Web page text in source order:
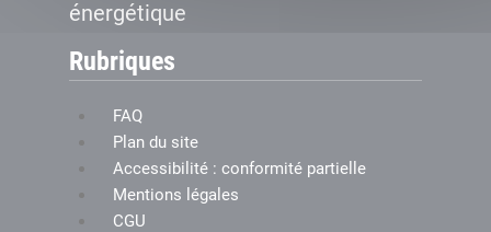
énergétique
Rubriques
FAQ
Plan du site
Accessibilité : conformité partielle
Mentions légales
CGU